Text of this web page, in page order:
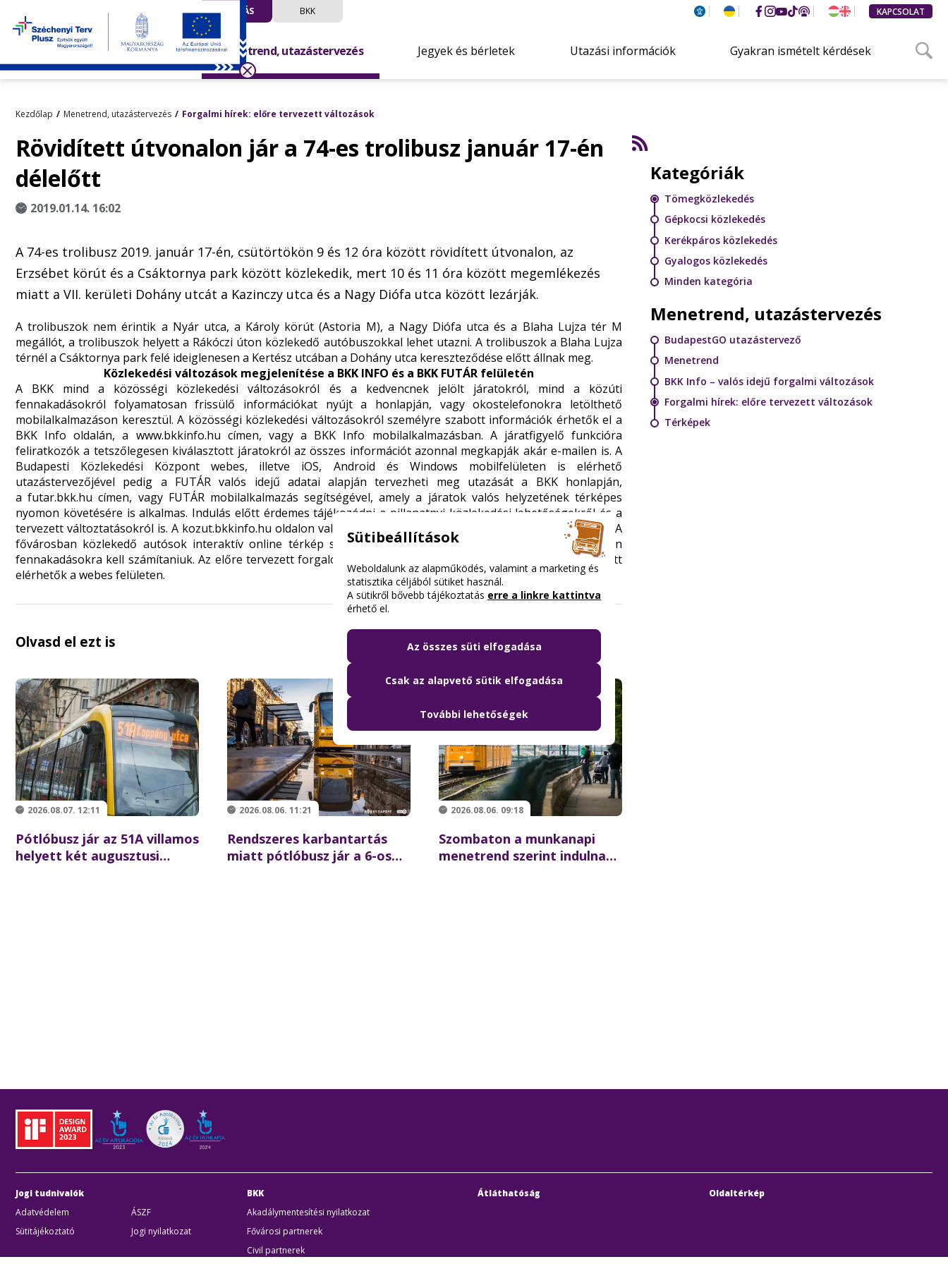
UTAZÁS BKK KAPCSOLAT
Menetrend, utazástervezés Jegyek és bérletek Utazási információk Gyakran ismételt kérdések
Kezdőlap Menetrend, utazástervezés Forgalmi hírek: előre tervezett változások
Rövidített útvonalon jár a 74-es trolibusz január 17-én
délelőtt
2019.01.14. 16:02
A 74-es trolibusz 2019. január 17-én, csütörtökön 9 és 12 óra között rövidített útvonalon, az
Erzsébet körút és a Csáktornya park között közlekedik, mert 10 és 11 óra között megemlékezés
miatt a VII. kerületi Dohány utcát a Kazinczy utca és a Nagy Diófa utca között lezárják.
A trolibuszok nem érintik a Nyár utca, a Károly körút (Astoria M), a Nagy Diófa utca és a Blaha Lujza tér M
megállót, a trolibuszok helyett a Rákóczi úton közlekedő autóbuszokkal lehet utazni. A trolibuszok a Blaha Lujza
térnél a Csáktornya park felé ideiglenesen a Kertész utcában a Dohány utca kereszteződése előtt állnak meg.
Közlekedési változások megjelenítése a BKK INFO és a BKK FUTÁR felületén
A BKK mind a közösségi közlekedési változásokról és a kedvencnek jelölt járatokról, mind a közúti
fennakadásokról folyamatosan frissülő információkat nyújt a honlapján, vagy okostelefonokra letölthető
mobilalkalmazáson keresztül. A közösségi közlekedési változásokról személyre szabott információk érhetők el a
BKK Info oldalán, a www.bkkinfo.hu címen, vagy a BKK Info mobilalkalmazásban. A járatfigyelő funkcióra
feliratkozók a tetszőlegesen kiválasztott járatokról az összes információt azonnal megkapják akár e-mailen is. A
Budapesti Közlekedési Központ webes, illetve iOS, Android és Windows mobilfelületen is elérhető
utazástervezőjével pedig a FUTÁR valós idejű adatai alapján tervezheti meg utazását a BKK honlapján,
afutar.bkk.hu címen, vagy FUTÁR mobilalkalmazás segítségével, amely a járatok valós helyzetének térképes
nyomon követésére is alkalmas. Indulás előtt érdemes tájékozódni a pillanatnyi közlekedési lehetőségekről és a
tervezett változtatásokról is. A kozut.bkkinfo.hu oldalon valós idejű közúti közlekedési információk érhetőek el. A
fővárosban közlekedő autósok interaktív online térkép segítségével tájékozódhatnak arról, hogy hol milyen
fennakadásokra kell számítaniuk. Az előre tervezett forgalomkorlátozások már napokkal az életbe lépésük előtt
elérhetők a webes felületen.
Olvasd el ezt is
2026.08.07. 12:11
Pótlóbusz jár az 51A villamos
helyett két augusztusi
2026.08.06. 11:21
Rendszeres karbantartás
miatt pótlóbusz jár a 6-os
2026.08.06. 09:18
Szombaton a munkanapi
menetrend szerint indulnak
Kategóriák
Tömegközlekedés
Gépkocsi közlekedés
Kerékpáros közlekedés
Gyalogos közlekedés
Minden kategória
Menetrend, utazástervezés
BudapestGO utazástervező
Menetrend
BKK Info – valós idejű forgalmi változások
Forgalmi hírek: előre tervezett változások
Térképek
Jogi tudnivalók
Adatvédelem
ÁSZF
Sütitájékoztató
Jogi nyilatkozat
BKK
Akadálymentesítési nyilatkozat
Fővárosi partnerek
Civil partnerek
Átláthatóság Oldaltérkép
Sütibeállítások
Weboldalunk az alapműködés, valamint a marketing és
statisztika céljából sütiket használ.
A sütikről bővebb tájékoztatás erre a linkre kattintva
érhető el.
Az összes süti elfogadása
Csak az alapvető sütik elfogadása
További lehetőségek